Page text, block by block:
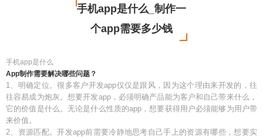
手机app是什么_制作一
个app需要多少钱
手机app是什么
App制作需要解决哪些问题？
1、明确定位。很多客户开发app仅仅是跟风，因为这个理由来开发的，往
往容易成为炮灰。想要开发app，必须明确产品能为客户和自己带来什么，
它的价值是什么。无论是什么性质的app，想要获得用户必须能够为用户带
来价值。
2、资源匹配。开发app前需要冷静地思考自己手上的资源有哪些，想要实